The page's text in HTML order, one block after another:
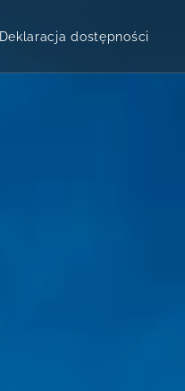
Deklaracja dostępności